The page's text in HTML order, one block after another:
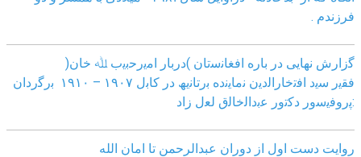
فرزندم .
ﮔزارش ﻧﮭﺎﯾﯽ در ﺑﺎره اﻓﻐﺎﻧﺳﺗﺎن )درﺑﺎر اﻣﯾرﺣﺑﯾب ﷲ ﺧﺎن(
ﻓﻘﯾر ﺳﯾد اﻓﺗﺧﺎراﻟدﯾن ﻧﻣﺎﯾﻧده ﺑرﺗﺎﻧﯾﮫ در ﮐﺎﺑل ١٩٠٧ – ١٩١٠ ﺑرﮔردان
:ﭘروﻓﯾﺳور دﮐﺗور ﻋﺑداﻟﺧﺎﻟق ﻟﻌل زاد
روایت دست اول از دوران عبدالرحمن تا امان الله